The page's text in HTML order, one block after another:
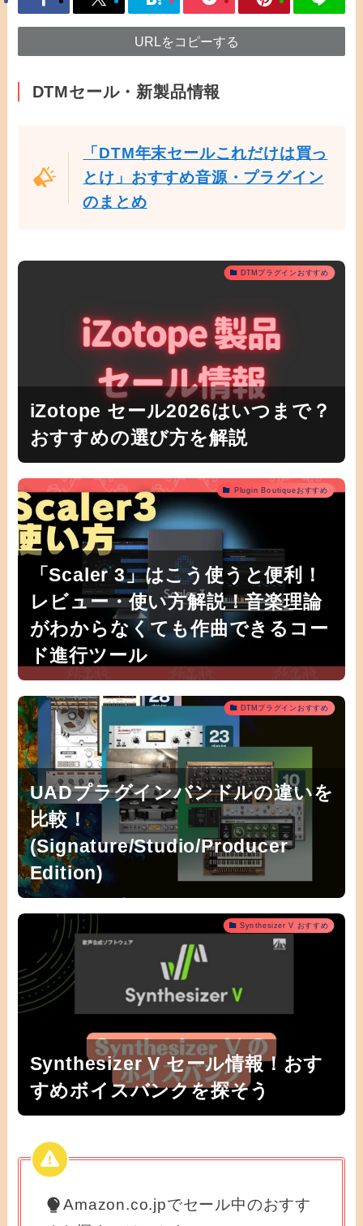
URLをコピーする
DTMセール・新製品情報
「DTM年末セールこれだけは買っ
とけ」おすすめ音源・プラグイン
のまとめ
DTMプラグインおすすめ
iZotope セール2026はいつまで？
おすすめの選び方を解説
Plugin Boutiqueおすすめ
「Scaler 3」はこう使うと便利！
レビュー・使い方解説！音楽理論
がわからなくても作曲できるコー
ド進行ツール
DTMプラグインおすすめ
UADプラグインバンドルの違いを
比較！
(Signature/Studio/Producer
Edition)
Synthesizer V おすすめ
Synthesizer V セール情報！おす
すめボイスバンクを探そう
Amazon.co.jpでセール中のおすす